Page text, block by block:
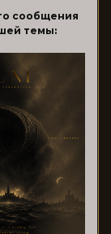
сообщения
темы: